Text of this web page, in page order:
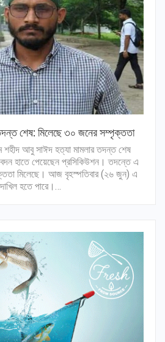
শেষ: মিলেছে ৩০ জনের সম্পৃক্ততা
আবু সাঈদ হত্যা মামলার তদন্ত শেষ
হাতে পেয়েছেন প্রসিকিউশন। তদন্তে এ
মিলেছে। আজ বৃহস্পতিবার (২৬ জুন) এ
হতে পারে।…